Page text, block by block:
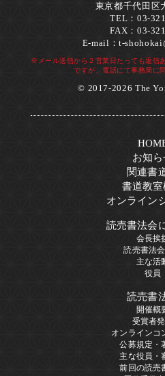
東京都千代田区
TEL：03-
FAX：03-
E-mail：t-
※メール送信から２営業日たっても返信
ですが、電話にて事務局に
© 2017-2026 The
お知ら
関連書
書道教室
オンライン
読売書法会
会長挨
読売書法
主な活
役員
読売書
開催概
受賞者
オンラインコ
公募規定・
主な役員・
前回の読売